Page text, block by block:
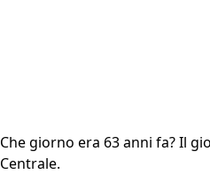
Che giorno era 63 anni fa? Il
Centrale.